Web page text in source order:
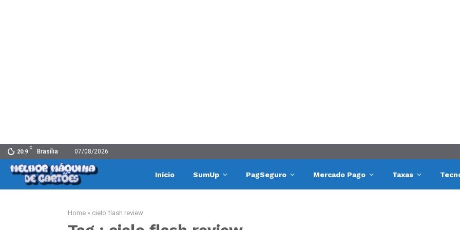
20.9
C
Brasília 07/08/2026
Início SumUp PagSeguro Mercado Pago Taxas
Home » cielo flash review